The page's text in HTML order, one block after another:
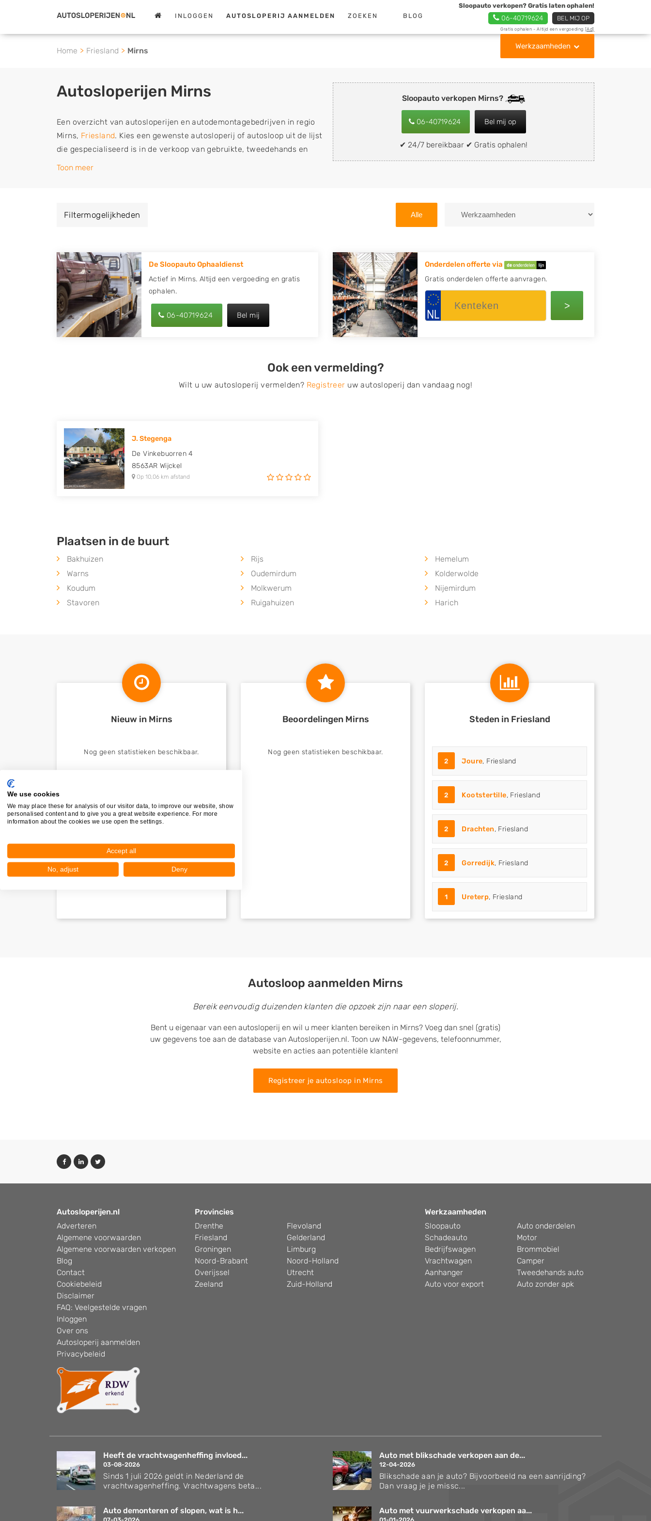
INLOGGEN AUTOSLOPERIJ AANMELDEN ZOEKEN BLOG
Sloopauto verkopen? Gratis laten ophalen!
06-40719624 BEL MIJ OP
Gratis ophalen - Altijd een vergoeding [Ad]
Werkzaamheden
Home Friesland Mirns
Sloopauto verkopen Mirns?
06-40719624 Bel mij op
✔ 24/7 bereikbaar ✔ Gratis ophalen!
Autosloperijen Mirns
Een overzicht van autosloperijen en autodemontagebedrijven in regio
Mirns, Friesland. Kies een gewenste autosloperij of autosloop uit de lijst
die gespecialiseerd is in de verkoop van gebruikte, tweedehands en
sloopauto onderdelen of in de inkoop van sloopauto's, schadeauto's en
of deze liever laten ophalen op een locatie naar keuze? Kies dan voor
Zoekt u liever naar een sloperij in een andere plaats of regio? U vindt
hier alle bedrijven inFriesland . U kunt ookzoekennaar een sloop met
behulp van uw postcode.
U kunt er ook voor kiezen om direct uw sloopauto te verkopen en op te
laten halen door de Sloopauto Ophaaldienst van Autosloperijen.nl. Wij
onderdelen offerte aanvragen? Dat kan via de Onderdelenlijn! Vul uw
kenteken in en druk op verzenden.
Honda, Hyundai, Kia, Mazda, Mercedes Benz, Mitsubishi, Nissan, Opel,
Peugeot, Porsche, Renault, Seat, Skoda, Suzuki, Tesla, Toyota,
Volkswagen en Volvo.
Toon meer
Filtermogelijkheden Alle
De Sloopauto Ophaaldienst
Actief in Mirns. Altijd een vergoeding en gratis
ophalen.
06-40719624 Bel mij
Onderdelen offerte via
Gratis onderdelen offerte aanvragen.
>
Ook een vermelding?
Wilt u uw autosloperij vermelden? Registreer uw autosloperij dan vandaag nog!
J. Stegenga
De Vinkebuorren 4
8563AR Wijckel
Op 10,06 km afstand
Plaatsen in de buurt
Bakhuizen Rijs
Hemelum
Warns
Oudemirdum
Kolderwolde
Koudum
Molkwerum
Nijemirdum
Stavoren
Ruigahuizen Harich
Nieuw in Mirns
Nog geen statistieken beschikbaar.
Beoordelingen Mirns
Nog geen statistieken beschikbaar.
Steden in Friesland
2 Joure, Friesland
2 Kootstertille, Friesland
2 Drachten, Friesland
2 Gorredijk, Friesland
1 Ureterp, Friesland
Autosloop aanmelden Mirns
Bereik eenvoudig duizenden klanten die opzoek zijn naar een sloperij.
Bent u eigenaar van een autosloperij en wil u meer klanten bereiken in Mirns? Voeg dan snel (gratis)
uw gegevens toe aan de database van Autosloperijen.nl. Toon uw NAW-gegevens, telefoonnummer,
website en acties aan potentiële klanten!
Registreer je autosloop in Mirns
Autosloperijen.nl
Adverteren
Algemene voorwaarden
Algemene voorwaarden verkopen
Blog
Contact
Cookiebeleid
Disclaimer
FAQ: Veelgestelde vragen
Inloggen
Over ons
Autosloperij aanmelden
Privacybeleid
Provincies
Drenthe
Flevoland
Friesland
Gelderland
Groningen
Limburg
Noord-Brabant
Noord-Holland
Overijssel
Utrecht
Zeeland
Zuid-Holland
Werkzaamheden
Sloopauto
Auto onderdelen
Schadeauto
Motor
Bedrijfswagen
Brommobiel
Vrachtwagen
Camper
Aanhanger
Tweedehands auto
Auto voor export
Auto zonder apk
Heeft de vrachtwagenheffing invloed...
03-08-2026
Sinds 1 juli 2026 geldt in Nederland de
vrachtwagenheffing. Vrachtwagens beta...
Auto met blikschade verkopen aan de...
12-04-2026
Blikschade aan je auto? Bijvoorbeeld na een aanrijding?
Dan vraag je je missc...
Auto demonteren of slopen, wat is h... Auto met vuurwerkschade verkopen aa...
We use cookies
We may place these for analysis of our visitor data, to improve our website, show
personalised content and to give you a great website experience. For more
information about the cookies we use open the settings.
Accept all
No, adjust Deny